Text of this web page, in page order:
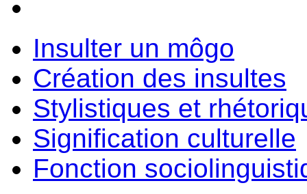
Insulter un môgo
Création des insultes
Stylistiques et
Signification culturelle
Fonction